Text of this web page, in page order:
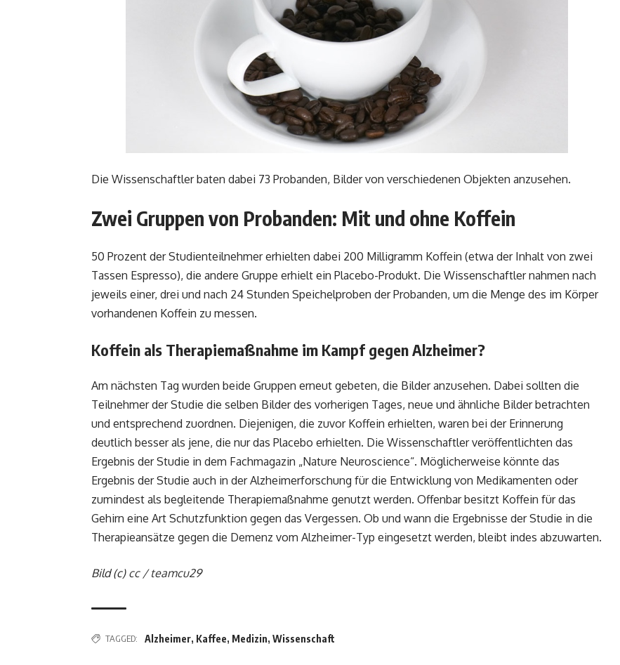
Die Wissenschaftler baten dabei 73 Probanden, Bilder von verschiedenen Objekten anzusehen.
Zwei Gruppen von Probanden: Mit und ohne Koffein
50 Prozent der Studienteilnehmer erhielten dabei 200 Milligramm Koffein (etwa der Inhalt von zwei
Tassen Espresso), die andere Gruppe erhielt ein Placebo-Produkt. Die Wissenschaftler nahmen nach
jeweils einer, drei und nach 24 Stunden Speichelproben der Probanden, um die Menge des im Körper
vorhandenen Koffein zu messen.
Koffein als Therapiemaßnahme im Kampf gegen Alzheimer?
Am nächsten Tag wurden beide Gruppen erneut gebeten, die Bilder anzusehen. Dabei sollten die
Teilnehmer der Studie die selben Bilder des vorherigen Tages, neue und ähnliche Bilder betrachten
und entsprechend zuordnen. Diejenigen, die zuvor Koffein erhielten, waren bei der Erinnerung
deutlich besser als jene, die nur das Placebo erhielten. Die Wissenschaftler veröffentlichten das
Ergebnis der Studie in dem Fachmagazin „Nature Neuroscience“. Möglicherweise könnte das
Ergebnis der Studie auch in der Alzheimerforschung für die Entwicklung von Medikamenten oder
zumindest als begleitende Therapiemaßnahme genutzt werden. Offenbar besitzt Koffein für das
Gehirn eine Art Schutzfunktion gegen das Vergessen. Ob und wann die Ergebnisse der Studie in die
Therapieansätze gegen die Demenz vom Alzheimer-Typ eingesetzt werden, bleibt indes abzuwarten.
Bild (c) cc/teamcu29
TAGGED: Alzheimer, Kaffee, Medizin, Wissenschaft